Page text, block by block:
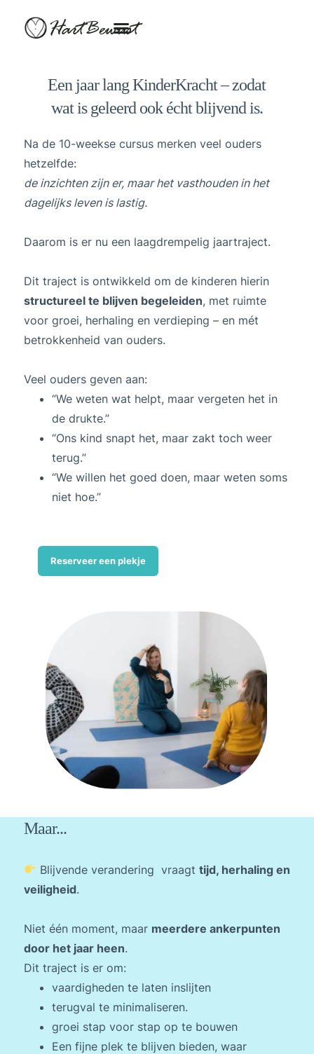
HartBewust
Een jaar lang KinderKracht – zodat
wat is geleerd ook écht blijvend is.
Na de 10-weekse cursus merken veel ouders
hetzelfde:
de inzichten zijn er, maar het vasthouden in het
dagelijks leven is lastig.
Daarom is er nu een laagdrempelig jaartraject.
Dit traject is ontwikkeld om de kinderen hierin
structureel te blijven begeleiden, met ruimte
voor groei, herhaling en verdieping – en mét
betrokkenheid van ouders.
Veel ouders geven aan:
“We weten wat helpt, maar vergeten het in
de drukte.”
“Ons kind snapt het, maar zakt toch weer
terug.”
“We willen het goed doen, maar weten soms
niet hoe.”
Reserveer een plekje
Maar...
Blijvende verandering vraagt tijd, herhaling en
veiligheid.
Niet één moment, maar meerdere ankerpunten
door het jaar heen.
Dit traject is er om:
vaardigheden te laten inslijten
terugval te minimaliseren.
groei stap voor stap op te bouwen
Een fijne plek te blijven bieden, waar